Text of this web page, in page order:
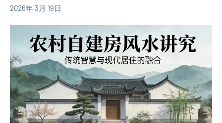
计
别
墅
设
计
图
村
建
房
相
关
信
息
2026年 3月 19日
yacool